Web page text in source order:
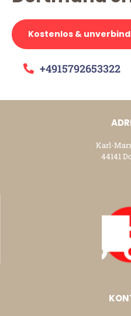
Kostenlos &
+4915792653322
Karl-
44141